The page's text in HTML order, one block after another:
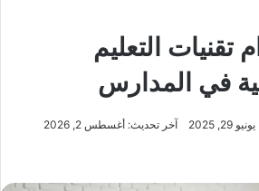
تقنيات التعليم
في المدارس
يونيو 29, 2025 آخر تحديث: أغسطس 2, 2026